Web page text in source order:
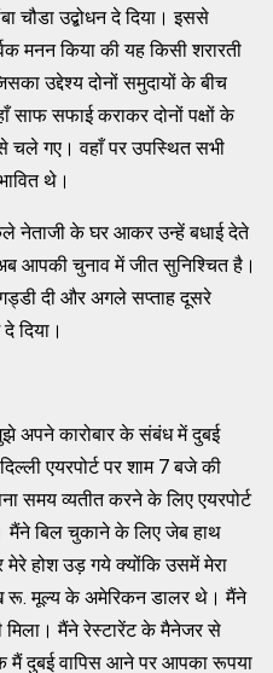
चौडा उद्बोधन दे दिया। इससे
मनन किया की यह किसी शरारती
उद्देश्य दोनों समुदायों के बीच
साफ सफाई कराकर दोनों पक्षों के
से चले गए। वहाँ पर उपस्थित सभी
थे।
नेताजी के घर आकर उन्हें बधाई देते
आपकी चुनाव में जीत सुनिश्चित है।
दी और अगले सप्ताह दूसरे
दिया।
अपने कारोबार के संबंध में दुबई
एयरपोर्ट पर शाम 7 बजे की
समय व्यतीत करने के लिए एयरपोर्ट
मैंने बिल चुकाने के लिए जेब हाथ
मेरे होश उड़ गये क्योंकि उसमें मेरा
रू. मूल्य के अमेरिकन डालर थे। मैंने
मिला। मैंने रेस्टारेंट के मैनेजर से
मैं दुबई वापिस आने पर आपका रूपया